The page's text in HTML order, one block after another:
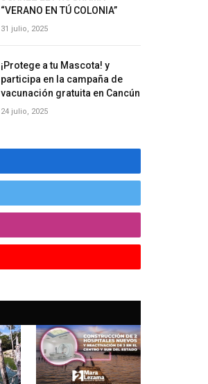
“VERANO EN TÚ COLONIA”
31 julio, 2025
¡Protege a tu Mascota! y
participa en la campaña de
vacunación gratuita en Cancún
24 julio, 2025